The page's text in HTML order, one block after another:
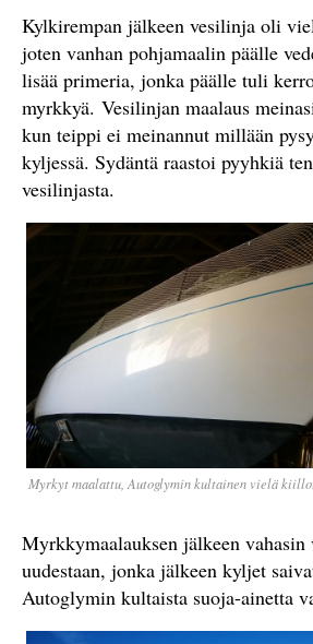
Kylkirempan jälkeen vesilinja oli
joten vanhan pohjamaalin päälle
lisää primeria, jonka päälle tuli
myrkkyä. Vesilinjan maalaus
kun teippi ei meinannut millään
kyljessä. Sydäntä raastoi pyyhkiä
vesilinjasta.
Myrkyt maalattu, Autoglymin kultainen vielä
Myrkkymaalauksen jälkeen
uudestaan, jonka jälkeen kyljet
Autoglymin kultaista suoja-ainetta